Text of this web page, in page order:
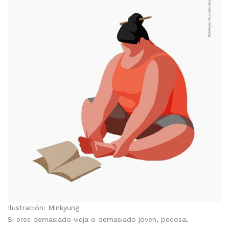
Ilustración: Minkyung
Si eres demasiado vieja o demasiado joven, pecosa,